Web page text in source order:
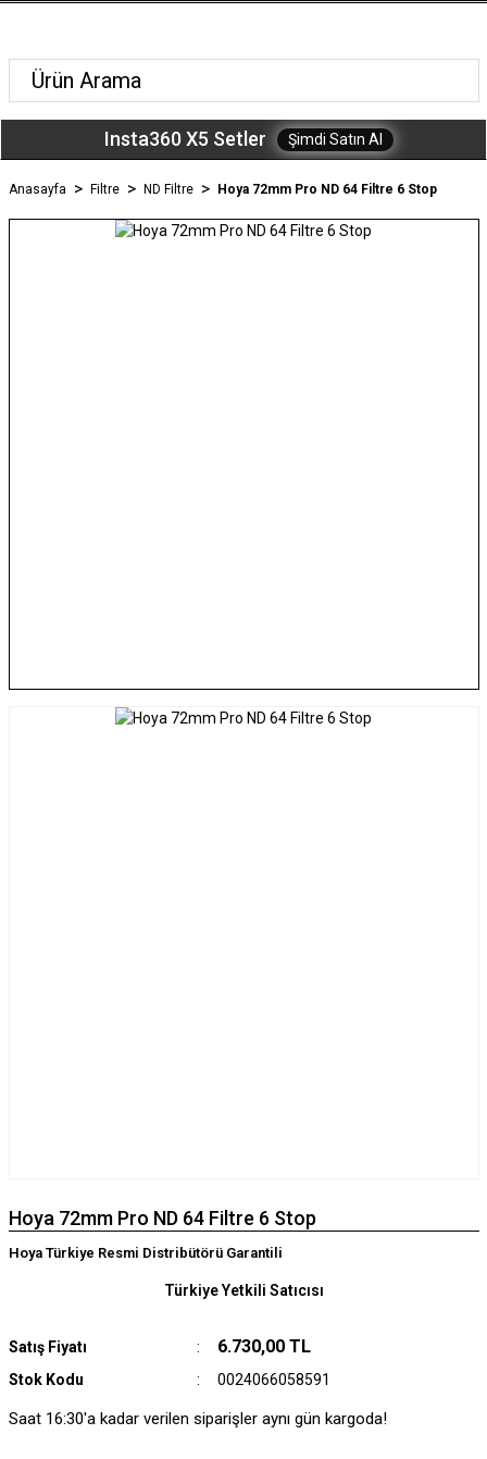
Insta360 X5 Setler Şimdi Satın Al
Anasayfa Filtre ND Filtre Hoya 72mm Pro ND 64 Filtre 6 Stop
Hoya 72mm Pro ND 64 Filtre 6 Stop
Hoya Türkiye Resmi Distribütörü Garantili
Satış Fiyatı 6.730,00 TL
Stok Kodu 0024066058591
Türkiye Yetkili Satıcısı
Saat 16:30'a kadar verilen siparişler aynı gün kargoda!